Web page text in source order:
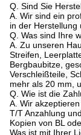
Q. Sind Sie
A. Wir sind ein
in der Herstellung
Q. Was sind Ihre
A. Zu unseren
Streifen,
Bergbaubitze,
Verschleißteile,
mehr als 20 mm,
Q. Wie ist die
A. Wir
T/T Anzahlung
Kopien von BL
Was ist mit Ihrer